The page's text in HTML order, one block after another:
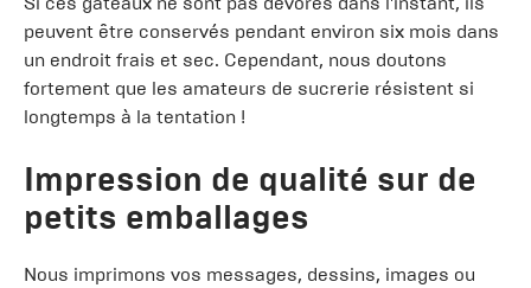
peuvent être conservés pendant environ six mois dans
un endroit frais et sec. Cependant, nous doutons
fortement que les amateurs de sucrerie résistent si
longtemps à la tentation !
Impression de qualité sur de
petits emballages
Nous imprimons vos messages, dessins, images ou